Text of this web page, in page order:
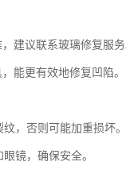
建议联系玻璃修复服务
能更有效地修复凹陷。
，否则可能加重损坏。
镜，确保安全。